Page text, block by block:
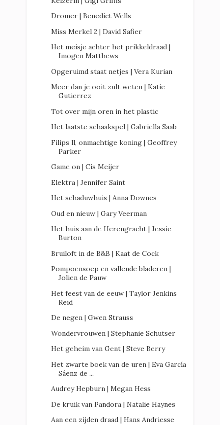
Dromer | Benedict Wells
Miss Merkel 2 | David Safier
Het meisje achter het prikkeldraad |
Imogen Matthews
Opgeruimd staat netjes | Vera Kurian
Meer dan je ooit zult weten | Katie
Gutierrez
Tot over mijn oren in het plastic
Het laatste schaakspel | Gabriella Saab
Filips ll, onmachtige koning | Geoffrey
Parker
Game on | Cis Meijer
Elektra | Jennifer Saint
Het schaduwhuis | Anna Downes
Oud en nieuw | Gary Veerman
Het huis aan de Herengracht | Jessie
Burton
Bruiloft in de B&B | Kaat de Cock
Pompoensoep en vallende bladeren |
Jolien de Pauw
Het feest van de eeuw | Taylor Jenkins
Reid
De negen | Gwen Strauss
Wondervrouwen | Stephanie Schutser
Het geheim van Gent | Steve Berry
Het zwarte boek van de uren | Eva García
Sáenz de ...
Audrey Hepburn | Megan Hess
De kruik van Pandora | Natalie Haynes
Aan een zijden draad | Hans Andriesse